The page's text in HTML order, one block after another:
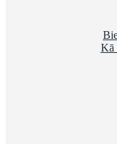
Kā